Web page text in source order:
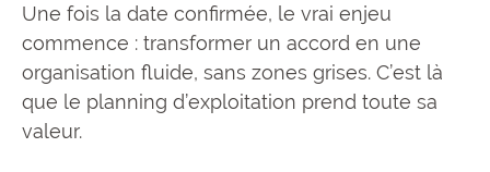
Une fois la date confirmée, le vrai enjeu
commence : transformer un accord en une
organisation fluide, sans zones grises. C’est là
que le planning d’exploitation prend toute sa
valeur.